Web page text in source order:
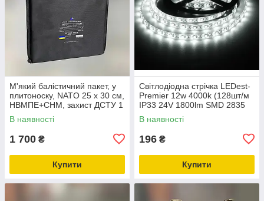
М'який балістичний пакет, у
плитоноску, NATO 25 x 30 см,
НВМПЕ+СНМ, захист ДСТУ 1
В наявності
1 700 ₴
Купити
Світлодіодна стрічка LEDest-
Premier 12w 4000k (128шт/м
IP33 24V 1800lm SMD 2835
60 міс. гарантії)
В наявності
196 ₴
Купити